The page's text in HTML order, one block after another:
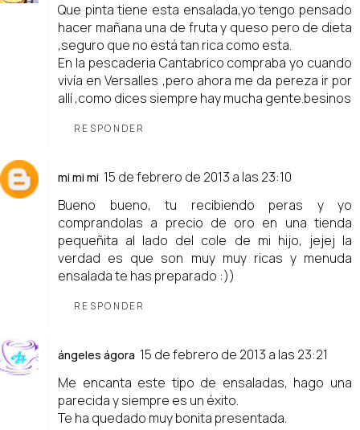
Que pinta tiene esta ensalada,yo tengo pensado
hacer mañana una de fruta y queso pero de dieta
,seguro que no está tan rica como esta.
En la pescaderia Cantabrico compraba yo cuando
vivía en Versalles ,pero ahora me da pereza ir por
allí ,como dices siempre hay mucha gente.besinos
RESPONDER
mi mi mi 15 de febrero de 2013 a las 23:10
Bueno bueno, tu recibiendo peras y yo
comprandolas a precio de oro en una tienda
pequeñita al lado del cole de mi hijo, jejej la
verdad es que son muy muy ricas y menuda
ensalada te has preparado :))
RESPONDER
ángeles ágora 15 de febrero de 2013 a las 23:21
Me encanta este tipo de ensaladas, hago una
parecida y siempre es un éxito.
Te ha quedado muy bonita presentada.